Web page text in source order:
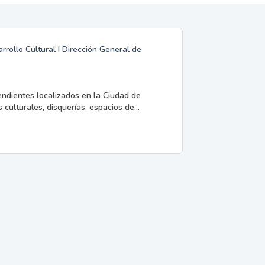
Cultural I Dirección General de
localizados en la Ciudad de
disquerías, espacios de...